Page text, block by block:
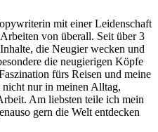
mit einer Leidenschaft
von überall. Seit über 3
die Neugier wecken und
die neugierigen Köpfe
fürs Reisen und meine
nur in meinen Alltag,
Am liebsten teile ich mein
gern die Welt entdecken